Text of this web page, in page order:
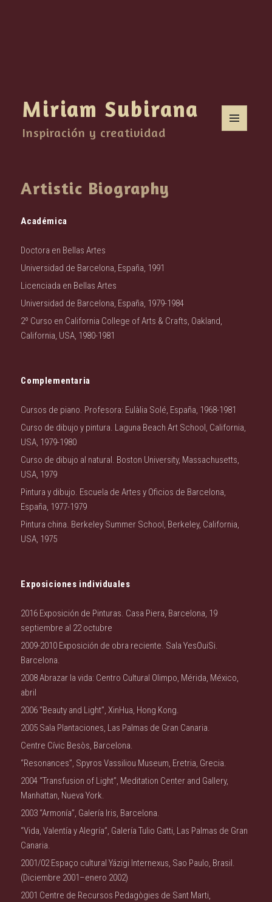
Miriam Subirana
Inspiración y creatividad
Artistic Biography
Académica
Doctora en Bellas Artes
Universidad de Barcelona, España, 1991
Licenciada en Bellas Artes
Universidad de Barcelona, España, 1979-1984
2º Curso en California College of Arts & Crafts, Oakland,
California, USA, 1980-1981
Complementaria
Cursos de piano. Profesora: Eulàlia Solé, España, 1968-1981
Curso de dibujo y pintura. Laguna Beach Art School, California,
USA, 1979-1980
Curso de dibujo al natural. Boston University, Massachusetts,
USA, 1979
Pintura y dibujo. Escuela de Artes y Oficios de Barcelona,
España, 1977-1979
Pintura china. Berkeley Summer School, Berkeley, California,
USA, 1975
Exposiciones individuales
2016 Exposición de Pinturas. Casa Piera, Barcelona, 19
septiembre al 22 octubre
2009-2010 Exposición de obra reciente. Sala YesOuiSi.
Barcelona.
2008 Abrazar la vida: Centro Cultural Olimpo, Mérida, México,
abril
2006 “Beauty and Light”, XinHua, Hong Kong.
2005 Sala Plantaciones, Las Palmas de Gran Canaria.
Centre Cívic Besòs, Barcelona.
“Resonances”, Spyros Vassiliou Museum, Eretria, Grecia.
2004 “Transfusion of Light”, Meditation Center and Gallery,
Manhattan, Nueva York.
2003 “Armonía”, Galería Iris, Barcelona.
“Vida, Valentía y Alegría”, Galería Tulio Gatti, Las Palmas de Gran
Canaria.
2001/02 Espaço cultural Yázigi Internexus, Sao Paulo, Brasil.
(Diciembre 2001–enero 2002)
2001 Centre de Recursos Pedagògies de Sant Marti,